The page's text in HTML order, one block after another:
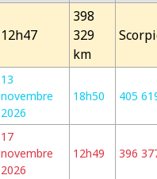
12h47
398
329
km
13
novembre
2026
18h50 405
17
novembre
2026
12h49 396